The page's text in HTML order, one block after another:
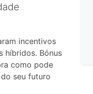
incentivos
híbridos. Bónus
como pode
seu futuro